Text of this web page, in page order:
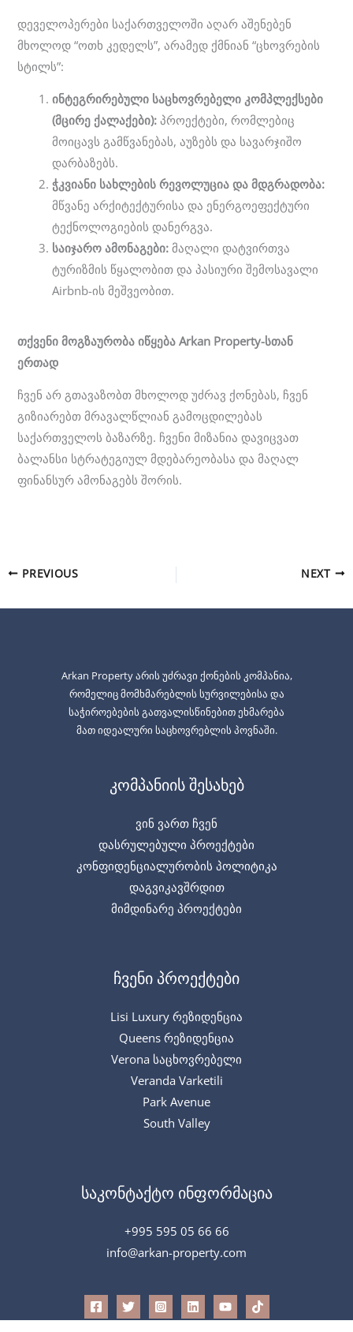
დეველოპერები საქართველოში აღარ აშენებენ
მხოლოდ “ოთხ კედელს”, არამედ ქმნიან “ცხოვრების
სტილს”:
ინტეგრირებული საცხოვრებელი კომპლექსები
(მცირე ქალაქები): პროექტები, რომლებიც
მოიცავს გამწვანებას, აუზებს და სავარჯიშო
დარბაზებს.
ჭკვიანი სახლების რევოლუცია და მდგრადობა:
მწვანე არქიტექტურისა და ენერგოეფექტური
ტექნოლოგიების დანერგვა.
საიჯარო ამონაგები: მაღალი დატვირთვა
ტურიზმის წყალობით და პასიური შემოსავალი
Airbnb-ის მეშვეობით.
თქვენი მოგზაურობა იწყება Arkan Property-სთან
ერთად
ჩვენ არ გთავაზობთ მხოლოდ უძრავ ქონებას, ჩვენ
გიზიარებთ მრავალწლიან გამოცდილებას
საქართველოს ბაზარზე. ჩვენი მიზანია დავიცვათ
ბალანსი სტრატეგიულ მდებარეობასა და მაღალ
ფინანსურ ამონაგებს შორის.
PREVIOUS NEXT
Arkan Property არის უძრავი ქონების კომპანია,
რომელიც მომხმარებლის სურვილებისა და
საჭიროებების გათვალისწინებით ეხმარება
მათ იდეალური საცხოვრებლის პოვნაში.
კომპანიის შესახებ
ვინ ვართ ჩვენ
დასრულებული პროექტები
კონფიდენციალურობის პოლიტიკა
დაგვიკავშრდით
მიმდინარე პროექტები
ჩვენი პროექტები
Lisi Luxury რეზიდენცია
Queens რეზიდენცია
Verona საცხოვრებელი
Veranda Varketili
Park Avenue
South Valley
საკონტაქტო ინფორმაცია
+995 595 05 66 66
info@arkan-property.com